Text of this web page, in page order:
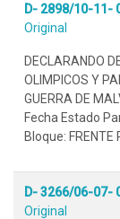
D- 2898/10-11-
Original
DECLARANDO
OLIMPICOS Y
GUERRA DE
Fecha Estado
Bloque: FRENTE
D- 3266/06-07-
Original